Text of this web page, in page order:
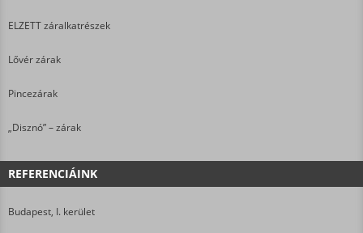
ELZETT záralkatrészek
Lővér zárak
Pincezárak
„Disznó” – zárak
REFERENCIÁINK
Budapest, I. kerület